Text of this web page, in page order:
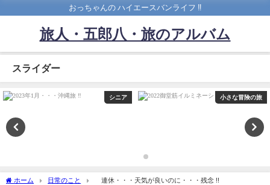
おっちゃんの ハイエースバンライフ ‼️
旅人・五郎八・旅のアルバム
スライダー
シニア 小さな冒険の旅
ホーム 日常のこと 連休・・・天気が良いのに・・・残念 !!